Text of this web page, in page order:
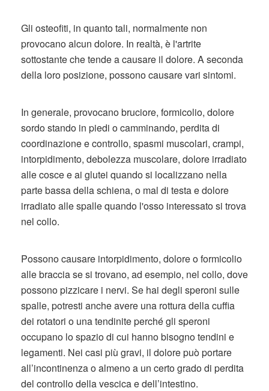
Gli osteofiti, in quanto tali, normalmente non
provocano alcun dolore. In realtà, è l'artrite
sottostante che tende a causare il dolore. A seconda
della loro posizione, possono causare vari sintomi.
In generale, provocano bruciore, formicolio, dolore
sordo stando in piedi o camminando, perdita di
coordinazione e controllo, spasmi muscolari, crampi,
intorpidimento, debolezza muscolare, dolore irradiato
alle cosce e ai glutei quando si localizzano nella
parte bassa della schiena, o mal di testa e dolore
irradiato alle spalle quando l'osso interessato si trova
nel collo.
Possono causare intorpidimento, dolore o formicolio
alle braccia se si trovano, ad esempio, nel collo, dove
possono pizzicare i nervi. Se hai degli speroni sulle
spalle, potresti anche avere una rottura della cuffia
dei rotatori o una tendinite perché gli speroni
occupano lo spazio di cui hanno bisogno tendini e
legamenti. Nei casi più gravi, il dolore può portare
all’incontinenza o almeno a un certo grado di perdita
del controllo della vescica e dell’intestino.